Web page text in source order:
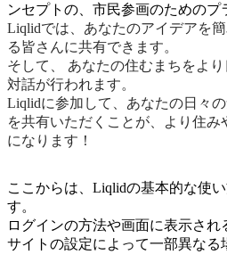
ンセプトの、市民参画のためのプ
Liqlidでは、あなたのアイデアを
る皆さんに共有できます。
そして、 あなたの住むまちをよ
対話が行われます。
Liqlidに参加して、あなたの日々
を共有いただくことが、より住
になります！
ここからは、Liqlidの基本的な使
す。
ログインの方法や画面に表示さ
サイトの設定によって一部異なる